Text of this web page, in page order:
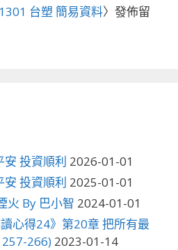
1301 台塑 簡易資料〉發佈留
投資順利 2026-01-01
投資順利 2025-01-01
火 By 巴小智 2024-01-01
心得24》第20章 把所有最
257-266) 2023-01-14